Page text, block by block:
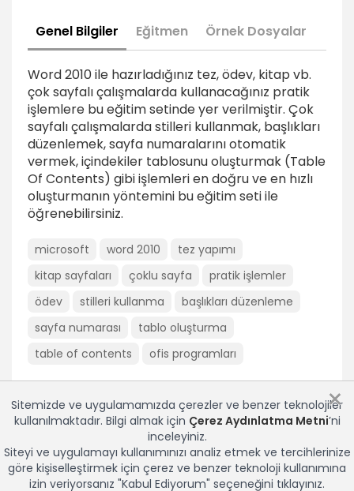
2dk
Stilleri kullanmak (Gezinti Bölmesi)
2dk
İçindekiler tablosunu kullanmak
1dk
Örnek Uygulama
7dk
Sonuç
Sonuç
Genel Bilgiler Eğitmen Örnek Dosyalar
Word 2010 ile hazırladığınız tez, ödev, kitap vb.
çok sayfalı çalışmalarda kullanacağınız pratik
işlemlere bu eğitim setinde yer verilmiştir. Çok
sayfalı çalışmalarda stilleri kullanmak, başlıkları
düzenlemek, sayfa numaralarını otomatik
vermek, içindekiler tablosunu oluşturmak (Table
Of Contents) gibi işlemleri en doğru ve en hızlı
oluşturmanın yöntemini bu eğitim seti ile
öğrenebilirsiniz.
microsoft word 2010
tez yapımı
kitap sayfaları
çoklu sayfa
pratik işlemler
ödev
stilleri kullanma
başlıkları düzenleme
sayfa numarası
tablo oluşturma
table of contents
ofis programları
×
Sitemizde ve uygulamamızda çerezler ve benzer teknolojiler
kullanılmaktadır. Bilgi almak için Çerez Aydınlatma Metni’ni
inceleyiniz.
Siteyi ve uygulamayı kullanımınızı analiz etmek ve tercihlerinize
göre kişiselleştirmek için çerez ve benzer teknoloji kullanımına
izin veriyorsanız "Kabul Ediyorum" seçeneğini tıklayınız.